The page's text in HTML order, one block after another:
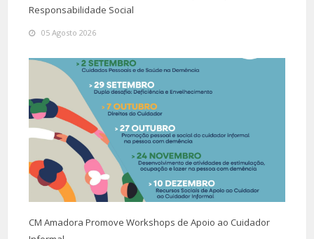
Responsabilidade Social
05 Agosto 2026
CM Amadora Promove Workshops de Apoio ao Cuidador